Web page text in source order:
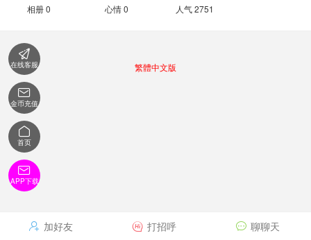
相册 0 心情 0 人气 2751
 加好友  打招呼  聊聊天
繁體中文版

在线客服

金币充值

首页

APP下载